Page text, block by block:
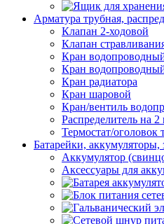
Арматура трубная,
Клапан 2-ходовой
Клапан
Кран
Кран
Кран радиатора
Кран шаровой
Кран/вентиль
Распределитель на
Термостат/оголовок
Батарейки, аккумуляторы,
Аккумулятор
Аксессуары для